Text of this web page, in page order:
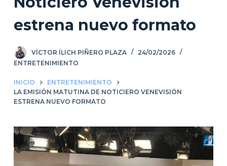
o
e
n
d
estrena nuevo formato
VÍCTOR ÍLICH PIÑERO PLAZA
24/02/2026
ENTRETENIMIENTO
INICIO
ENTRETENIMIENTO
LA EMISIÓN MATUTINA DE NOTICIERO VENEVISIÓN
ESTRENA NUEVO FORMATO